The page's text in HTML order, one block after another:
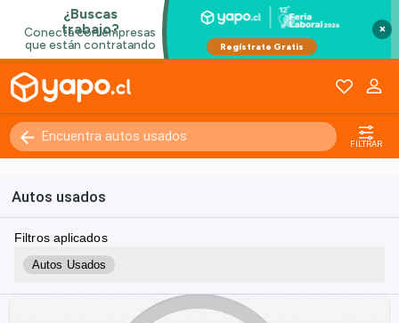
×
FILTRAR
Autos usados
Filtros aplicados
Autos Usados